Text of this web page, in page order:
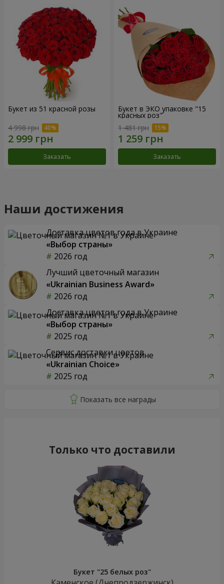
Букет из 51 красной розы
4 998 грн
Заказать
Букет в ЭКО упаковке "15
красных роз"
1 481 грн
Заказать
Наши достижения
Доставка цветов года в Украине
«Выбор страны»
2026 год
Лучший цветочный магазин
«Ukrainian Business Award»
2026 год
Доставка цветов года в Украине
«Выбор страны»
2025 год
Сервис доставки цветов
«Ukrainian Choice»
2025 год
Только что доставили
Букет "25 белых роз"